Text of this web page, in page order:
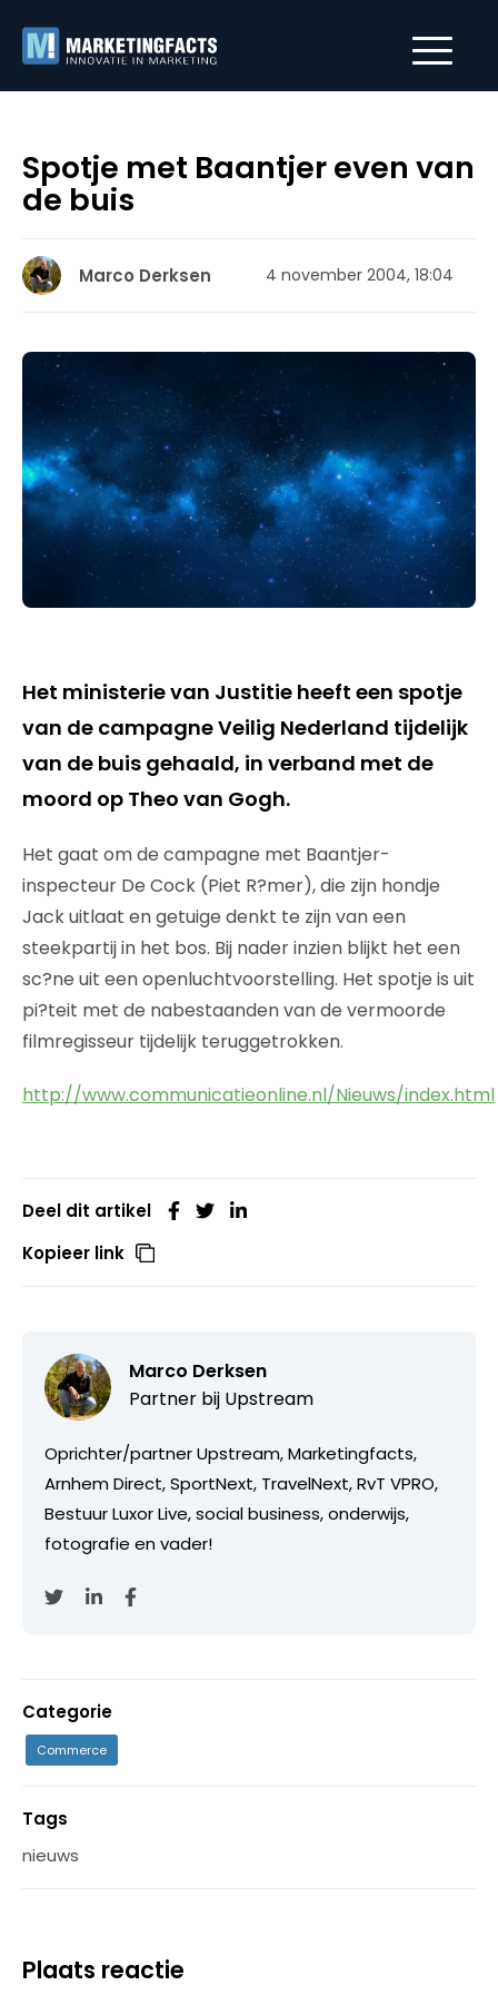
Spotje met Baantjer even van
de buis
Marco Derksen 4 november 2004, 18:04
Het ministerie van Justitie heeft een spotje
van de campagne Veilig Nederland tijdelijk
van de buis gehaald, in verband met de
moord op Theo van Gogh.
Het gaat om de campagne met Baantjer-
inspecteur De Cock (Piet R?mer), die zijn hondje
Jack uitlaat en getuige denkt te zijn van een
steekpartij in het bos. Bij nader inzien blijkt het een
sc?ne uit een openluchtvoorstelling. Het spotje is uit
pi?teit met de nabestaanden van de vermoorde
filmregisseur tijdelijk teruggetrokken.
http://www.communicatieonline.nl/Nieuws/index.html
Deel dit artikel
Kopieer link
Marco Derksen
Partner bij Upstream
Oprichter/partner Upstream, Marketingfacts,
Arnhem Direct, SportNext, TravelNext, RvT VPRO,
Bestuur Luxor Live, social business, onderwijs,
fotografie en vader!
Categorie
Commerce
Tags
nieuws
Plaats reactie